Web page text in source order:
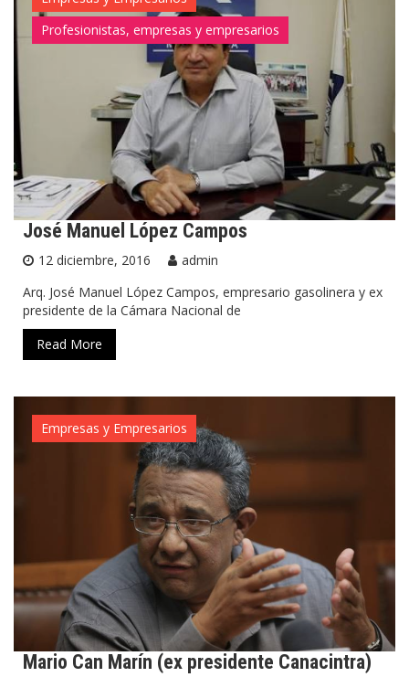
Profesionistas, empresas y empresarios
José Manuel López Campos
12 diciembre, 2016
admin
Arq. José Manuel López Campos, empresario gasolinera y ex
presidente de la Cámara Nacional de
Read More
Empresas y Empresarios
Mario Can Marín (ex presidente Canacintra)